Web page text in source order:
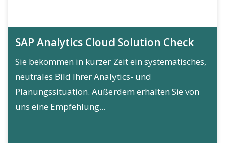
SAP Analytics Cloud Solution Check
Sie bekommen in kurzer Zeit ein systematisches,
neutrales Bild Ihrer Analytics- und
Planungssituation. Außerdem erhalten Sie von
uns eine Empfehlung...